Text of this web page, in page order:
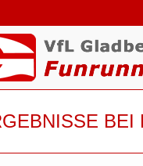
BEI